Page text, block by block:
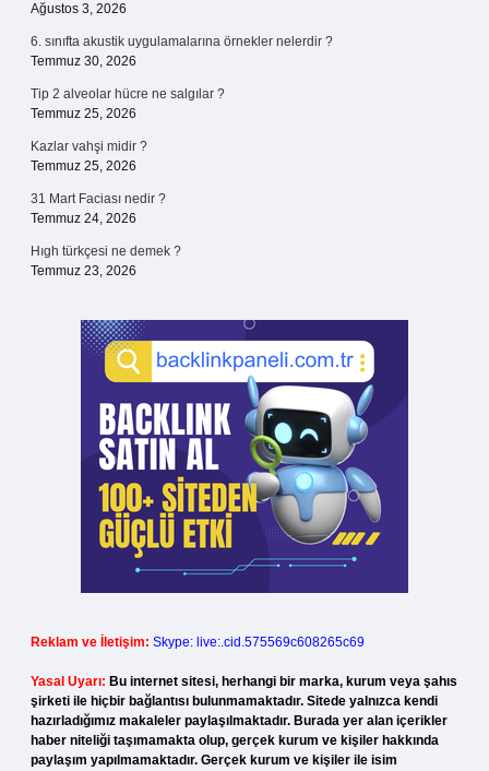
Ağustos 3, 2026
6. sınıfta akustik uygulamalarına örnekler nelerdir ?
Temmuz 30, 2026
Tip 2 alveolar hücre ne salgılar ?
Temmuz 25, 2026
Kazlar vahşi midir ?
Temmuz 25, 2026
31 Mart Faciası nedir ?
Temmuz 24, 2026
Hıgh türkçesi ne demek ?
Temmuz 23, 2026
Reklam ve İletişim: Skype: live:.cid.575569c608265c69
Yasal Uyarı: Bu internet sitesi, herhangi bir marka, kurum veya şahıs
şirketi ile hiçbir bağlantısı bulunmamaktadır. Sitede yalnızca kendi
hazırladığımız makaleler paylaşılmaktadır. Burada yer alan içerikler
haber niteliği taşımamakta olup, gerçek kurum ve kişiler hakkında
paylaşım yapılmamaktadır. Gerçek kurum ve kişiler ile isim